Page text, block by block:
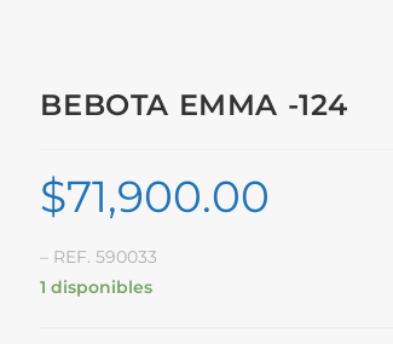
BEBOTA EMMA -124
$71,900.00
– REF. 590033
1 disponibles